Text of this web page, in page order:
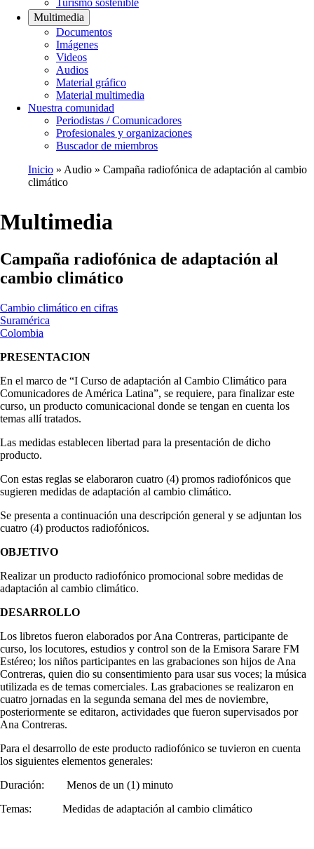
Turismo sostenible
Multimedia
Documentos
Imágenes
Videos
Audios
Material gráfico
Material multimedia
Nuestra comunidad
Periodistas / Comunicadores
Profesionales y organizaciones
Buscador de miembros
Ruta
navegación
Inicio Audio
Campaña radiofónica de adaptación al cambio
climático
Multimedia
Campaña radiofónica de adaptación al
cambio climático
Cambio climático en cifras
Suramérica
Colombia
PRESENTACION
En el marco de “I Curso de adaptación al Cambio Climático para
Comunicadores de América Latina”, se requiere, para finalizar este
curso, un producto comunicacional donde se tengan en cuenta los
temas allí tratados.
Las medidas establecen libertad para la presentación de dicho
producto.
Con estas reglas se elaboraron cuatro (4) promos radiofónicos que
sugieren medidas de adaptación al cambio climático.
Se presenta a continuación una descripción general y se adjuntan los
cuatro (4) productos radiofónicos.
OBJETIVO
Realizar un producto radiofónico promocional sobre medidas de
adaptación al cambio climático.
DESARROLLO
Los libretos fueron elaborados por Ana Contreras, participante de
curso, los locutores, estudios y control son de la Emisora Sarare FM
Estéreo; los niños participantes en las grabaciones son hijos de Ana
Contreras, quien dio su consentimiento para usar sus voces; la música
utilizada es de temas comerciales. Las grabaciones se realizaron en
cuatro jornadas en la segunda semana del mes de noviembre,
posteriormente se editaron, actividades que fueron supervisados por
Ana Contreras.
Para el desarrollo de este producto radiofónico se tuvieron en cuenta
los siguientes elementos generales:
Duración: Menos de un (1) minuto
Temas: Medidas de adaptación al cambio climático